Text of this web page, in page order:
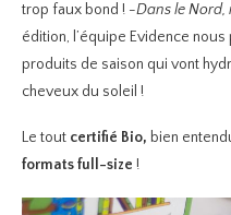
trop faux bond ! -Dans le Nord,
édition, l’équipe Evidence
produits de saison qui vont
cheveux du soleil !
Le tout certifié Bio, bien
formats full-size !